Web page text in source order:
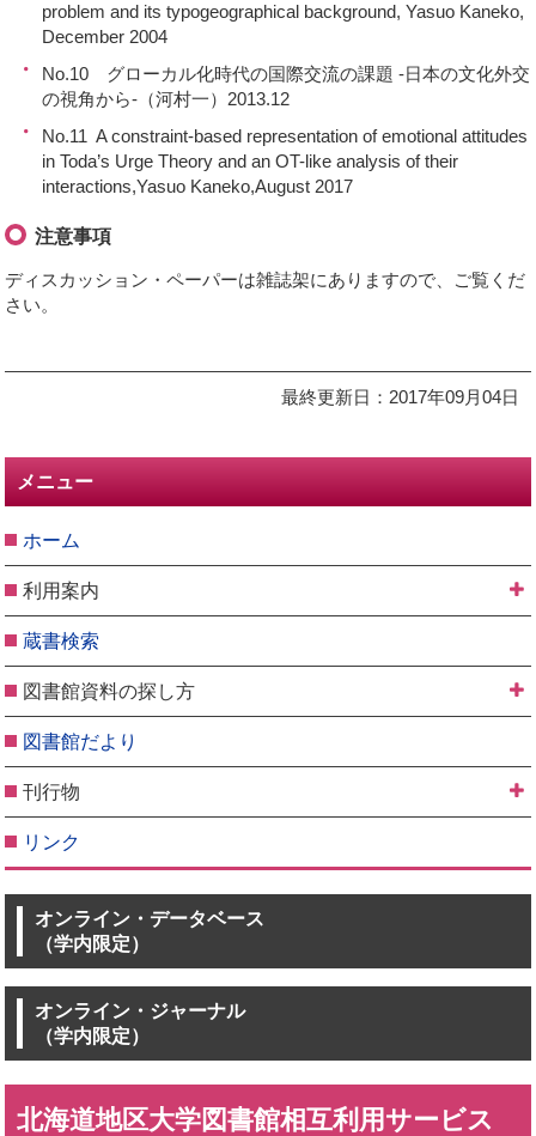
problem and its typogeographical background, Yasuo Kaneko,
December 2004
No.10 グローカル化時代の国際交流の課題 -日本の文化外交
の視角から-（河村一）2013.12
No.11 A constraint-based representation of emotional attitudes
in Toda’s Urge Theory and an OT-like analysis of their
interactions,Yasuo Kaneko,August 2017
注意事項
ディスカッション・ペーパーは雑誌架にありますので、ご覧くだ
さい。
最終更新日：2017年09月04日
メニュー
ホーム
利用案内
蔵書検索
図書館資料の探し方
図書館だより
刊行物
リンク
オンライン・データベース
（学内限定）
オンライン・ジャーナル
（学内限定）
北海道地区大学図書館相互利用サービス